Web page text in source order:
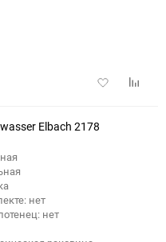
Добавить
Elbach 2178
нет
нет